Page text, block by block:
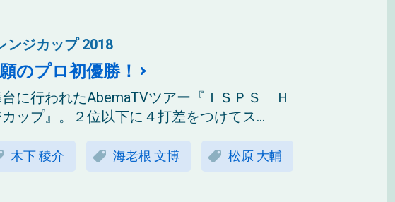
ンジカップ 2018
のプロ初優勝！
に行われたAbemaTVツアー『ＩＳＰＳ Ｈ
ップ』。２位以下に４打差をつけてス...
木下 稜介 海老根 文博 松原 大輔